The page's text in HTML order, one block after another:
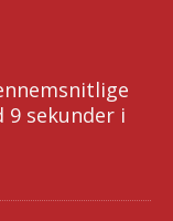
9 sekunder i